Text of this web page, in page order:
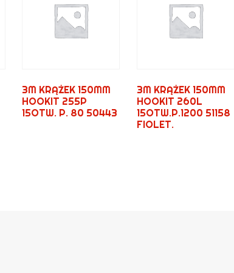
3M KRĄŻEK 150MM
HOOKIT 255P
15OTW. P. 80 50443
3M KRĄŻEK 150MM
HOOKIT 260L
15OTW.P.1200 51158
FIOLET.